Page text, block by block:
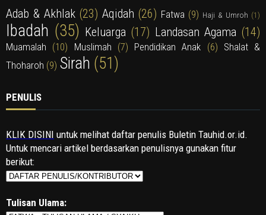
Adab & Akhlak (23) Aqidah (26) Fatwa (9) Haji & Umroh (1)
Ibadah (35) Keluarga (17) Landasan Agama (14)
Muamalah (10) Muslimah (7) Pendidikan Anak (6) Shalat &
Thoharoh (9) Sirah (51)
PENULIS
KLIK DISINI untuk melihat daftar penulis Buletin Tauhid.or.id.
Untuk mencari artikel berdasarkan penulisnya gunakan fitur
berikut:
Tulisan Ulama: